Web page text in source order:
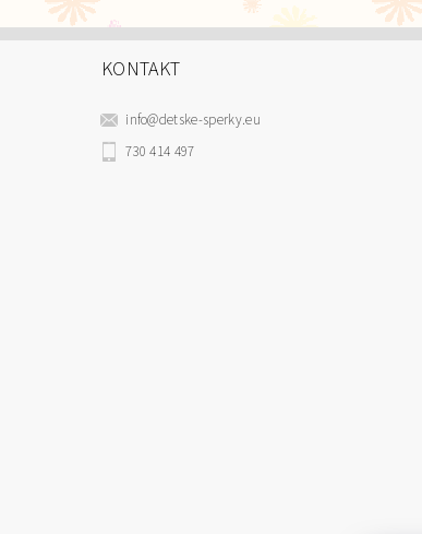
KONTAKT
info@detske-sperky.eu
730 414 497